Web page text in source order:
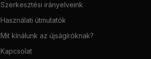
Szerkesztési irányelveink
Használati útmutatók
Mit kínálunk az újságíróknak?
Kapcsolat